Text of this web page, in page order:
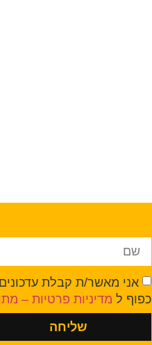
אני מאשר/ת קבלת
כפוף ל מדיניות פרטיות –
שליחה